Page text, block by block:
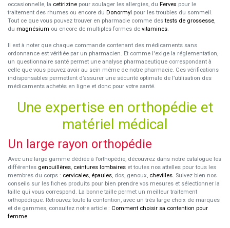
occasionnelle, la cetirizine pour soulager les allergies, du Fervex pour le
traitement des rhumes ou encore du Donormyl pour les troubles du sommeil.
Tout ce que vous pouvez trouver en pharmacie comme destests de grossesse,
du magnésium ou encore de multiples formes de vitamines.
Il est à noter que chaque commande contenant des médicaments sans
ordonnance est vérifiée par un pharmacien. Et comme l'exige la réglementation,
un questionnaire santé permet une analyse pharmaceutique correspondant à
celle que vous pouvez avoir au sein même de notre pharmacie. Ces vérifications
indispensables permettent d’assurer une sécurité optimale de l’utilisation des
médicaments achetés en ligne et donc pour votre santé.
Une expertise en orthopédie et
matériel médical
Un large rayon orthopédie
Avec une large gamme dédiée à l’orthopédie, découvrez dans notre catalogue les
différentes genouillères, ceintures lombaires et toutes nos attelles pour tous les
membres du corps : cervicales, épaules, dos, genoux, chevilles. Suivez bien nos
conseils sur les fiches produits pour bien prendre vos mesures et sélectionner la
taille qui vous correspond. La bonne taille permet un meilleur traitement
orthopédique. Retrouvez toute la contention, avec un très large choix de marques
et de gammes, consultez notre article : Comment choisir sa contention pour
femme.